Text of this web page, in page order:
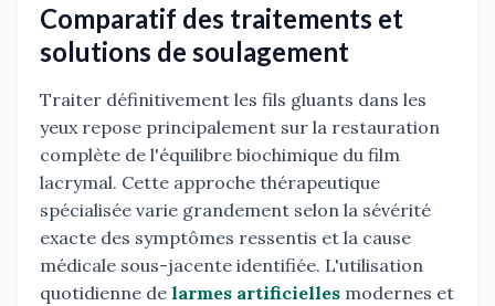
Comparatif des traitements et
solutions de soulagement
Traiter définitivement les fils gluants dans les
yeux repose principalement sur la restauration
complète de l'équilibre biochimique du film
lacrymal. Cette approche thérapeutique
spécialisée varie grandement selon la sévérité
exacte des symptômes ressentis et la cause
médicale sous-jacente identifiée. L'utilisation
quotidienne de larmes artificielles modernes et